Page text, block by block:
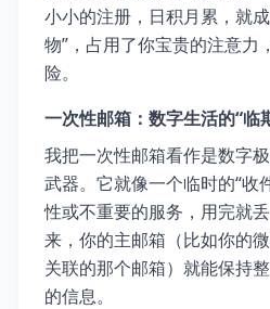
小小的注册，日积月累，就
物”，占用了你宝贵的注意力
险。
一次性邮箱：数字生活的“临
我把一次性邮箱看作是数字
武器。它就像一个临时的“收
性或不重要的服务，用完就
来，你的主邮箱（比如你的
关联的那个邮箱）就能保持
的信息。